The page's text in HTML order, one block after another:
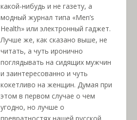
какой-нибудь и не газету, а
модный журнал типа «Men’s
Health» или электронный гаджет.
Лучше же, как сказано выше, не
читать, а чуть иронично
поглядывать на сидящих мужчин
и заинтересованно и чуть
кокетливо на женщин. Думая при
этом в первом случае о чем
угодно, но лучше о
превратностях нашей русской